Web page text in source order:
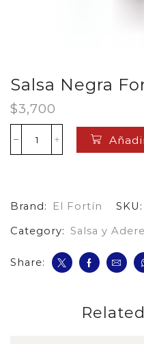
Salsa Negra
$3,700
Salsa
Negra
Brand: El Fortín SKU:
Category: Salsa y
Share: